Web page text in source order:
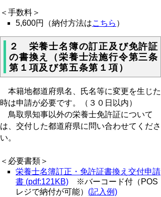
＜手数料＞
5,600円（納付方法はこちら ）
２ 栄養士名簿の訂正及び免許証
の書換え（栄養士法施行令第三条
第１項及び第五条第１項）
本籍地都道府県名、氏名等に変更を生じた
時は申請が必要です。（３０日以内）
鳥取県知事以外の栄養士免許証について
は、交付した都道府県に問い合わせてくださ
い。
＜必要書類＞
栄養士名簿訂正・免許証書換え交付申請
書 (pdf:121KB) ※バーコード付（POS
レジで納付が可能） (記入例)